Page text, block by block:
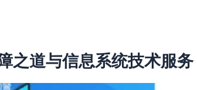
之道与信息系统技术服务